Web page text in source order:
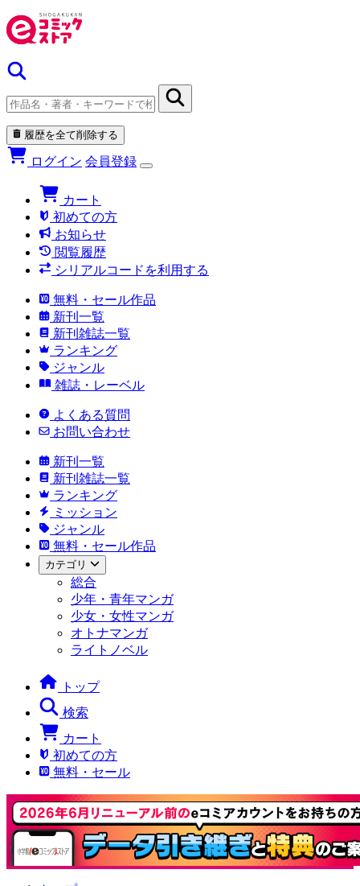
履歴を全て削除する
ログイン 会員登録
カート
初めての方
お知らせ
閲覧履歴
シリアルコードを利用する
無料・セール作品
新刊一覧
新刊雑誌一覧
ランキング
ジャンル
雑誌・レーベル
よくある質問
お問い合わせ
新刊一覧
新刊雑誌一覧
ランキング
ミッション
ジャンル
無料・セール作品
カテゴリ
総合
少年・青年マンガ
少女・女性マンガ
オトナマンガ
ライトノベル
トップ
検索
カート
初めての方
無料・セール